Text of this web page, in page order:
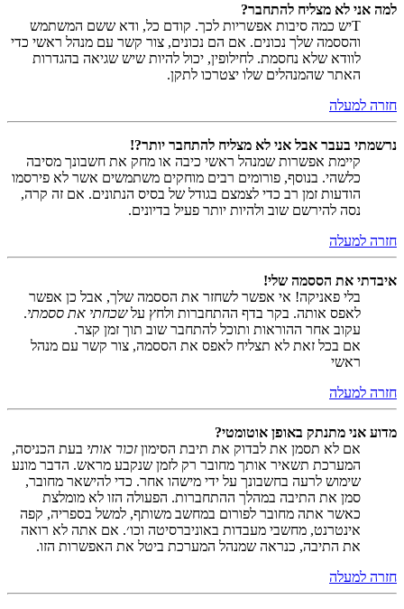
למה אני לא מצליח להתחבר?
Tיש כמה סיבות אפשריות לכך. קודם כל, ודא ששם המשתמש
והססמה שלך נכונים. אם הם נכונים, צור קשר עם מנהל ראשי כדי
לוודא שלא נחסמת. לחילופין, יכול להיות שיש שגיאה בהגדרות
האתר שהמנהלים שלו יצטרכו לתקן.
חזרה למעלה
נרשמתי בעבר אבל אני לא מצליח להתחבר יותר?!
קיימת אפשרות שמנהל ראשי כיבה או מחק את חשבונך מסיבה
כלשהי. בנוסף, פורומים רבים מוחקים משתמשים אשר לא פירסמו
הודעות זמן רב כדי לצמצם בגודל של בסיס הנתונים. אם זה קרה,
נסה להירשם שוב ולהיות יותר פעיל בדיונים.
חזרה למעלה
איבדתי את הססמה שלי!
בלי פאניקה! אי אפשר לשחזר את הססמה שלך, אבל כן אפשר
לאפס אותה. בקר בדף ההתחברות ולחץ עלשכחתי את ססמתי.
עקוב אחר ההוראות ותוכל להתחבר שוב תוך זמן קצר.
אם בכל זאת לא תצליח לאפס את הססמה, צור קשר עם מנהל
ראשי
חזרה למעלה
מדוע אני מתנתק באופן אוטומטי?
אם לא תסמן את לבדוק את תיבת הסימוןזכור אותי בעת הכניסה,
המערכת תשאיר אותך מחובר רק לזמן שנקבע מראש. הדבר מונע
שימוש לרעה בחשבונך על ידי מישהו אחר. כדי להישאר מחובר,
סמן את התיבה במהלך ההתחברות. הפעולה הזו לא מומלצת
כאשר אתה מחובר לפורום במחשב משותף, למשל בספריה, קפה
אינטרנט, מחשבי מעבדות באוניברסיטה וכו׳. אם אתה לא רואה
את התיבה, כנראה שמנהל המערכת ביטל את האפשרות הזו.
חזרה למעלה